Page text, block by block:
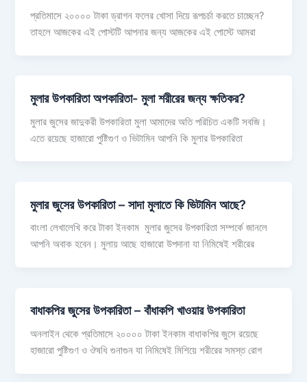
প্রতিমাসে ২০০০০ টাকা ড্রাগন ফলের খোসা দিয়ে রূপচর্চা করতে চাচ্ছেন?
তাহলে আজকের এই পোস্টটি আপনার জন্য আজকের এই পোস্টে আমরা
মুলার উপকারিতা অপকারিতা- মুলা শরীরের জন্য ক্ষতিকর?
মুলার জুসের জাদুকরী উপকারিতা মুলা আমাদের অতি পরিচিত একটি সবজি।
এতে রয়েছে হাজারো পুষ্টিগুণ ও ভিটামিন আপনি কি মুলার উপকারিতা
মুলার জুসের উপকারিতা – সাদা মুলাতে কি ভিটামিন আছে?
বাংলা লেখালেখি করে টাকা ইনকাম মুলার জুসের উপকারিতা সম্পর্কে জানলে
আপনি অবাক হবেন। মুলায় আছে হাজারো উপদানা যা নিমিষেই শরীরের
বাধাকপির জুসের উপকারিতা – বাঁধাকপি খাওয়ার উপকারিতা
অনলাইন থেকে প্রতিমাসে ২০০০০ টাকা ইনকাম বাধাকপির জুসে রয়েছে
হাজারো পুষ্টিগুণ ও ঔষধি গুনাগুন যা নিমিষেই মিশিয়ে শরীরের সমস্ত রোগ